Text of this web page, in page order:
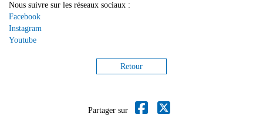
Nous suivre sur les réseaux sociaux :
Facebook
Instagram
Youtube
Retour
Partager sur